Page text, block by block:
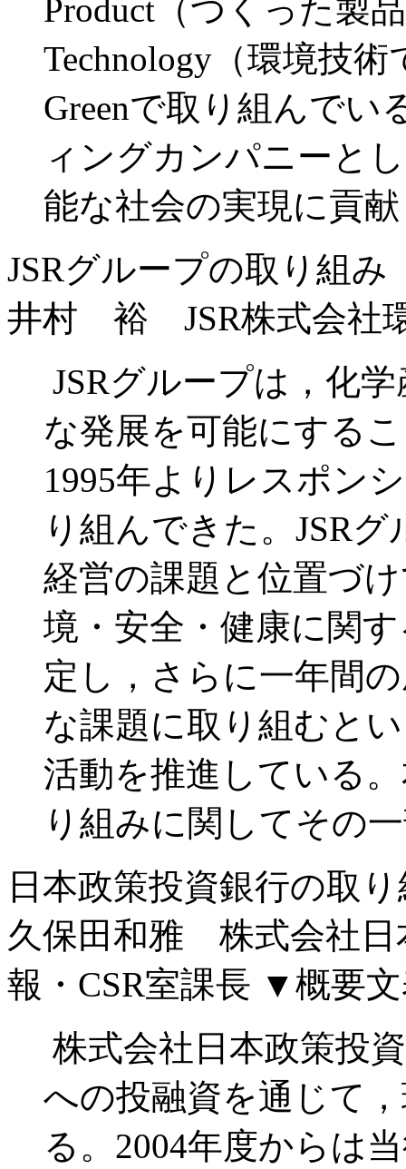
Product（つくった製
Technology（環境技
Greenで取り組んでい
ィングカンパニーと
能な社会の実現に貢
JSRグループの取り組み
井村 裕 JSR株式会社
JSRグループは，化
な発展を可能にする
1995年よりレスポン
り組んできた。JSR
経営の課題と位置づ
境・安全・健康に関
定し，さらに一年間
な課題に取り組むと
活動を推進している
り組みに関してその
日本政策投資銀行の取
久保田和雅 株式会社日
報・CSR室課長 ▼概要
株式会社日本政策投
への投融資を通じて
る。2004年度からは